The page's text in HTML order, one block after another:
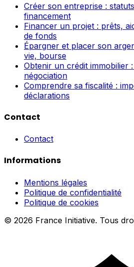
Créer son entreprise :
financement
Financer un projet : prêts,
de fonds
Épargner et placer son
vie, bourse
Obtenir un crédit immobilier
négociation
Comprendre sa fiscalité :
déclarations
Contact
Contact
Informations
Mentions légales
Politique de confidentialité
Politique de cookies
© 2026 France Initiative. Tous